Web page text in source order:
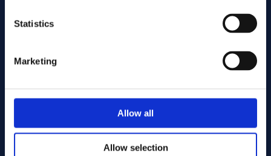
Statistics
Marketing
Allow all
Allow selection